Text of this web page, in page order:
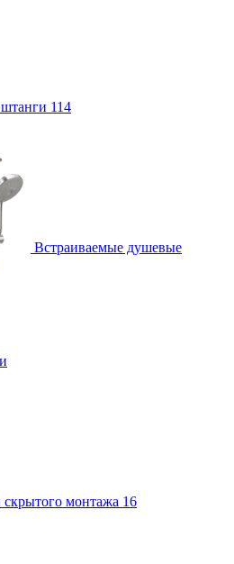
114
Встраиваемые душевые
скрытого монтажа 16